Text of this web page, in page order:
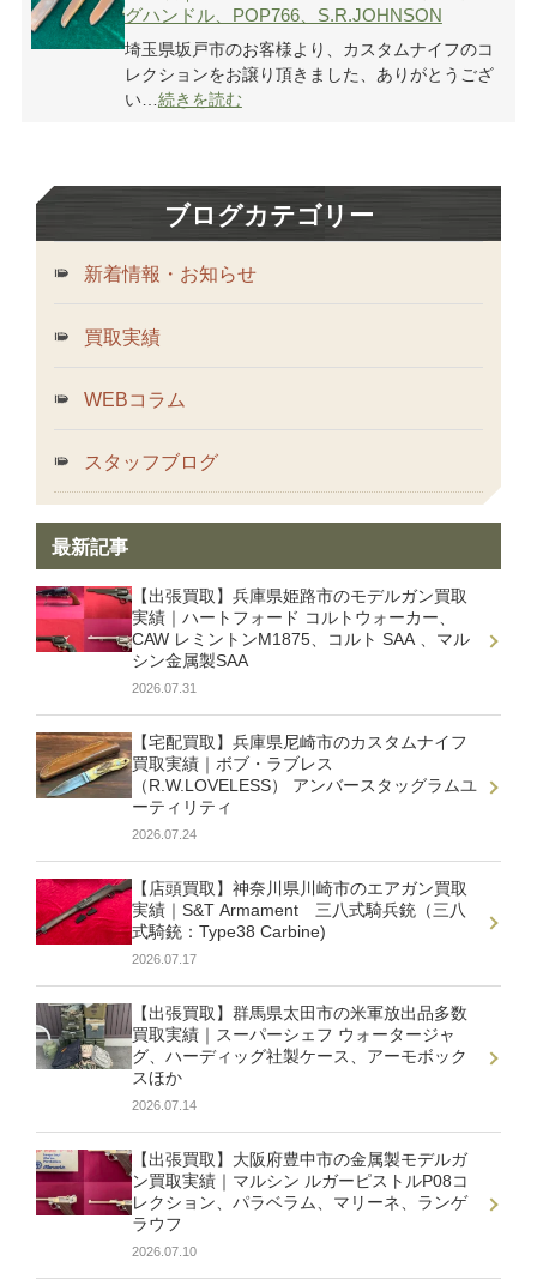
グハンドル、POP766、S.R.JOHNSON
埼玉県坂戸市のお客様より、カスタムナイフのコ
レクションをお譲り頂きました、ありがとうござ
い…続きを読む
ブログカテゴリー
新着情報・お知らせ
買取実績
WEBコラム
スタッフブログ
最新記事
【出張買取】兵庫県姫路市のモデルガン買取
実績｜ハートフォード コルトウォーカー、
CAW レミントンM1875、コルト SAA 、マル
シン金属製SAA
2026.07.31
【宅配買取】兵庫県尼崎市のカスタムナイフ
買取実績｜ボブ・ラブレス
（R.W.LOVELESS） アンバースタッグラムユ
ーティリティ
2026.07.24
【店頭買取】神奈川県川崎市のエアガン買取
実績｜S&T Armament 三八式騎兵銃（三八
式騎銃：Type38 Carbine)
2026.07.17
【出張買取】群馬県太田市の米軍放出品多数
買取実績｜スーパーシェフ ウォータージャ
グ、ハーディッグ社製ケース、アーモボック
スほか
2026.07.14
【出張買取】大阪府豊中市の金属製モデルガ
ン買取実績｜マルシン ルガーピストルP08コ
レクション、パラベラム、マリーネ、ランゲ
ラウフ
2026.07.10